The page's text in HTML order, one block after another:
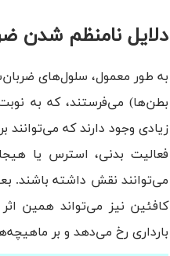
دلایل نامنظم شدن
به طور معمول، سلول‌های
بطن‌ها) می‌فرستند، که به
زیادی وجود دارند که می‌توانند
فعالیت بدنی، استرس یا
می‌توانند نقش داشته باشند.
کافئین نیز می‌تواند همین
بارداری رخ می‌دهد و بر